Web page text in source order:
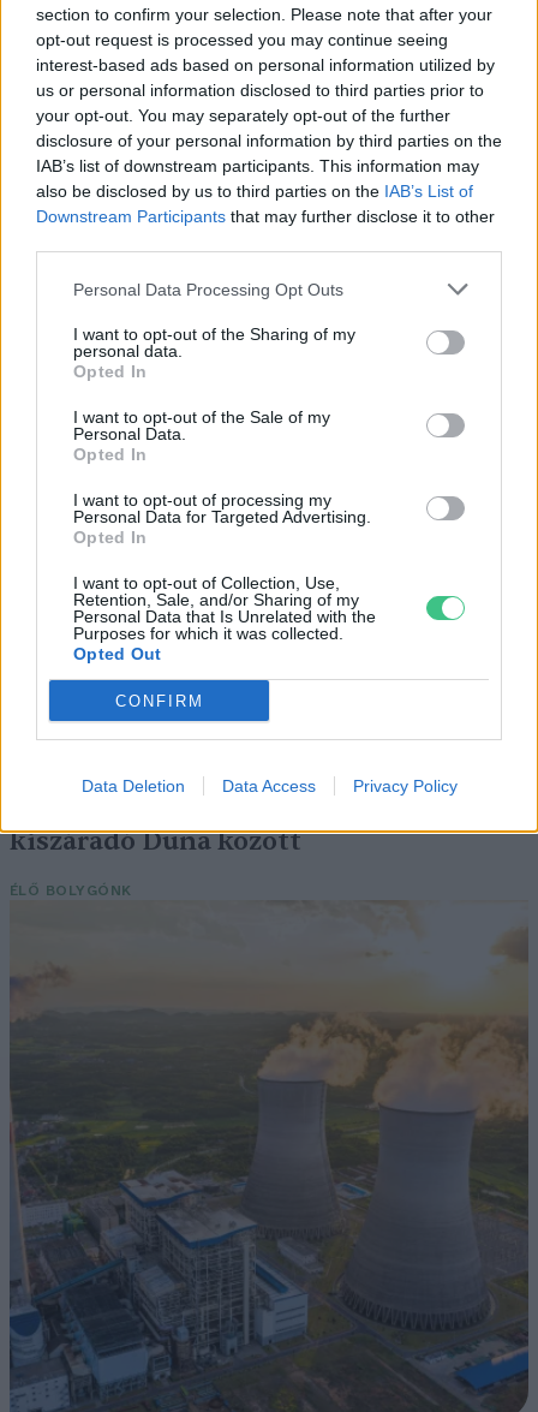
section to confirm your selection. Please note that after your
opt-out request is processed you may continue seeing
interest-based ads based on personal information utilized by
us or personal information disclosed to third parties prior to
your opt-out. You may separately opt-out of the further
disclosure of your personal information by third parties on the
IAB’s list of downstream participants. This information may
also be disclosed by us to third parties on the IAB’s List of
Downstream Participants that may further disclose it to other
Personal Data Processing Opt Outs
I want to opt-out of the Sharing of my
personal data.
Opted In
I want to opt-out of the Sale of my
Personal Data.
Opted In
I want to opt-out of processing my
Personal Data for Targeted Advertising.
Opted In
I want to opt-out of Collection, Use,
Retention, Sale, and/or Sharing of my
Personal Data that Is Unrelated with the
Purposes for which it was collected.
Opted Out
CONFIRM
Data Deletion Data Access Privacy Policy
Szedd magad őszibarack: itt vannak
a legjobb lelőhelyek!
SZEMLE
elektromos repülőjáratok Európában
Történelmi aszály sújtja Nagy-
Britanniát is
Elképesztő felvétel mutatja meg,
mekkora a különbség az áradó és a
kiszáradó Duna között
ÉLŐ BOLYGÓNK